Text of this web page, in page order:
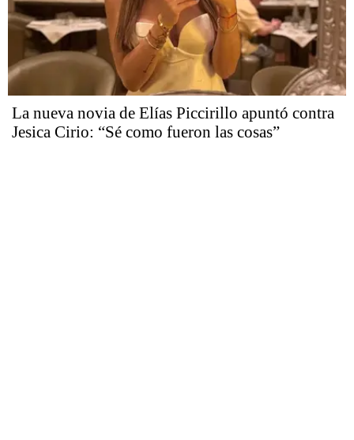
La nueva novia de Elías Piccirillo apuntó contra
Jesica Cirio: “Sé como fueron las cosas”